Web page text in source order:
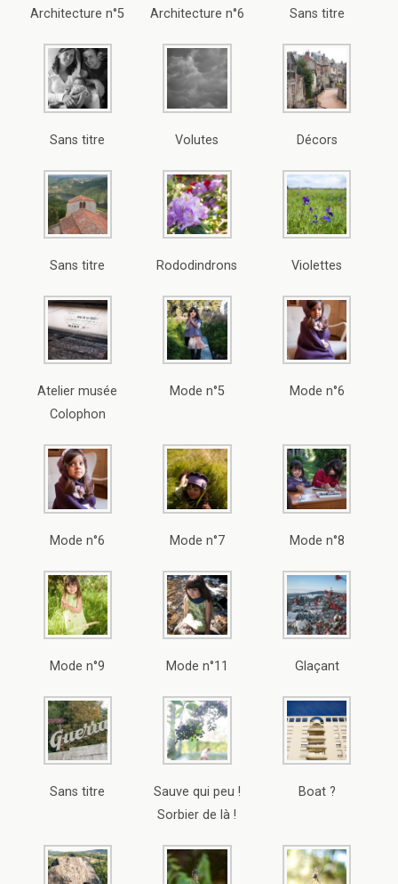
Architecture n°5 Architecture n°6 Sans titre
Sans titre Volutes Décors
Sans titre Rododindrons Violettes
Atelier musée
Colophon
Mode n°5 Mode n°6
Mode n°6 Mode n°7 Mode n°8
Mode n°9 Mode n°11 Glaçant
Sans titre
Sauve qui peu !
Sorbier de là !
Boat ?